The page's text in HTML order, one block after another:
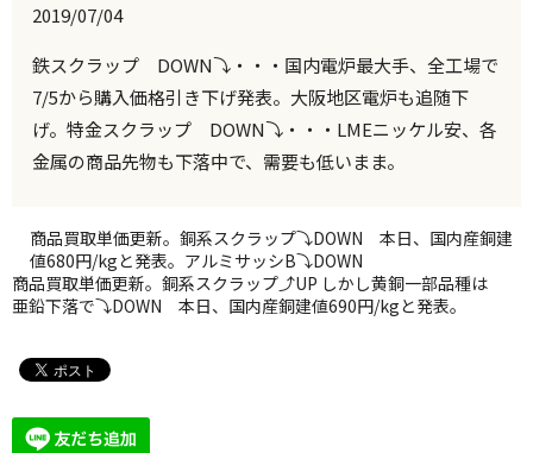
2019/07/04
鉄スクラップ DOWN⤵・・・国内電炉最大手、全工場で
7/5から購入価格引き下げ発表。大阪地区電炉も追随下
げ。特金スクラップ DOWN⤵・・・LMEニッケル安、各
金属の商品先物も下落中で、需要も低いまま。
商品買取単価更新。銅系スクラップ⤵DOWN 本日、国内産銅建
値680円/kgと発表。アルミサッシB⤵DOWN
商品買取単価更新。銅系スクラップ⤴UP しかし黄銅一部品種は
亜鉛下落で⤵DOWN 本日、国内産銅建値690円/kgと発表。